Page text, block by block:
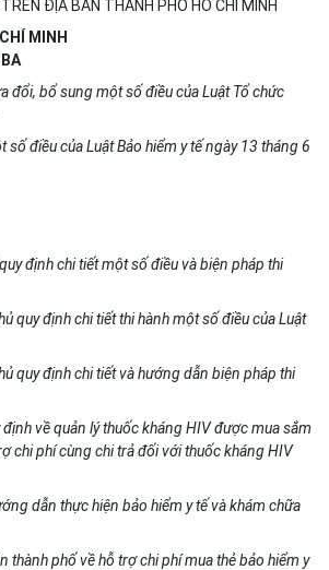
ĐỊA BÀN THÀNH PHỐ HỒ CHÍ MINH
MINH
đổi, bổsung một số điều của Luật Tổchức
sốđiều của Luật Bảo hiểm y tế ngày 13 tháng 6
định chitiết một sốđiều và biện pháp thi
quy định chi tiết thihành một sốđiều của Luật
quy định chitiết và hướng dẫn biện pháp thi
về quản lý thuốc kháng HIV được mua sắm
chiphícùng chi trả đối với thuốc kháng HIV
ớng dẫn thực hiện bảo hiểm y tế và khám chữa
thành phố về hỗ trợ chiphí mua thẻ bảo hiểm y